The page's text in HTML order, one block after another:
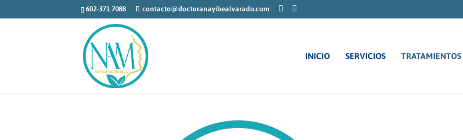
602-371 7088 contacto@doctoranayibealvarado.com
INICIO SERVICIOS TRATAMIENTOS